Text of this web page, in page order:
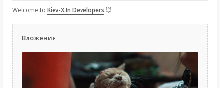
Welcome to Kiev-X.In Developers 💥
Вложения